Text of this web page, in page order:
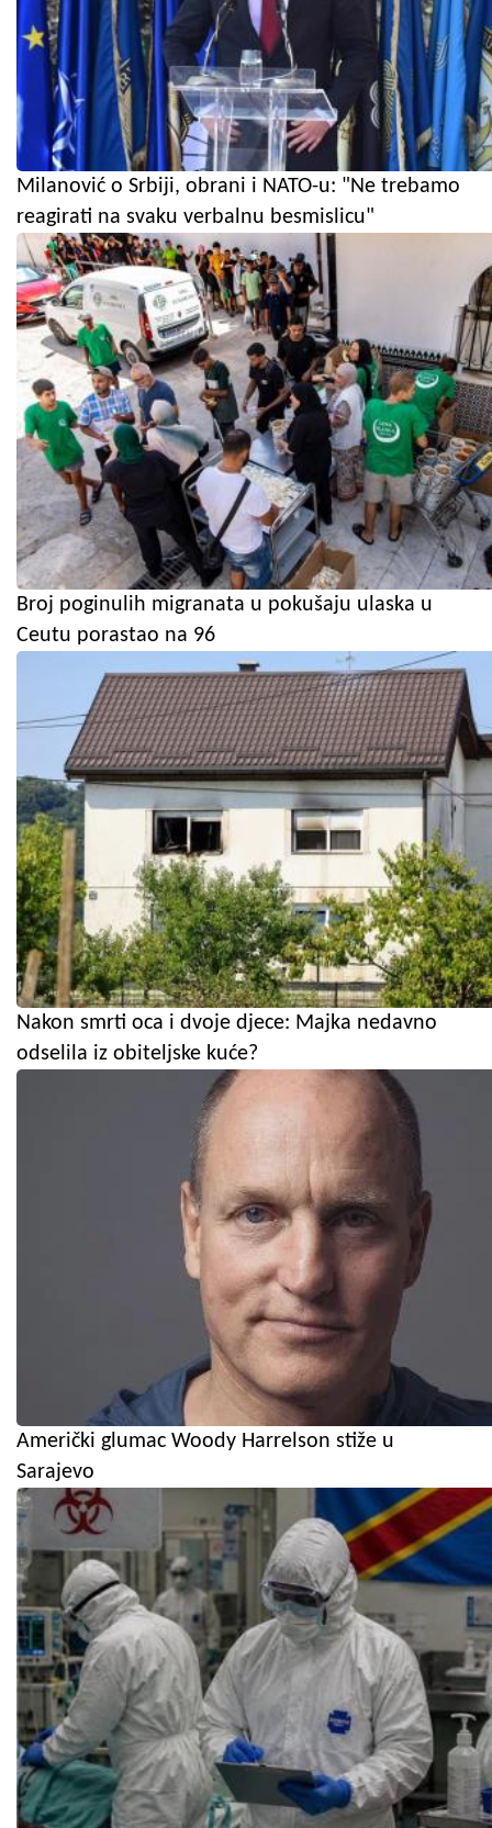
Milanović o Srbiji, obrani i NATO-u: "Ne trebamo
reagirati na svaku verbalnu besmislicu"
Broj poginulih migranata u pokušaju ulaska u
Ceutu porastao na 96
Nakon smrti oca i dvoje djece: Majka nedavno
odselila iz obiteljske kuće?
Američki glumac Woody Harrelson stiže u
Sarajevo